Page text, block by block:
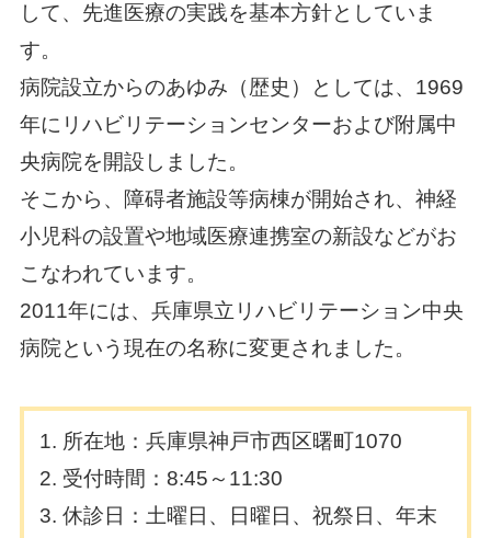
して、先進医療の実践を基本方針としていま
す。
病院設立からのあゆみ（歴史）としては、1969
年にリハビリテーションセンターおよび附属中
央病院を開設しました。
そこから、障碍者施設等病棟が開始され、神経
小児科の設置や地域医療連携室の新設などがお
こなわれています。
2011年には、兵庫県立リハビリテーション中央
病院という現在の名称に変更されました。
所在地：兵庫県神戸市西区曙町1070
受付時間：8:45～11:30
休診日：土曜日、日曜日、祝祭日、年末